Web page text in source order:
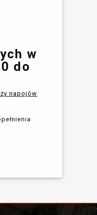
w
do
napojów